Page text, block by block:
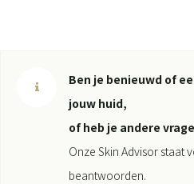
Ben je benieuwd of
jouw huid,
of heb je andere
Onze Skin Advisor staat
beantwoorden.